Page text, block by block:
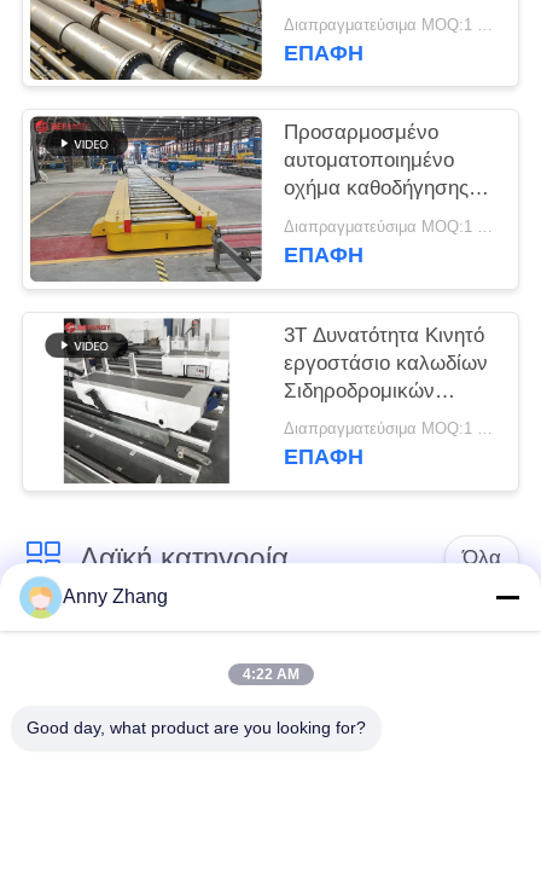
μηχανοποίησε τα
βιομηχανικά κάρρα,
Διαπραγματεύσιμα MOQ:1 ομάδα
ΕΠΑΦΉ
Προσαρμοσμένο
αυτοματοποιημένο
οχήμα καθοδήγησης
σιδηροδρόμου με ρόλοΔιαπραγματεύσιμα MOQ:1 σύνολο/σύνολα
ΕΠΑΦΉ
3T Δυνατότητα Κινητό
εργοστάσιο καλωδίων
Σιδηροδρομικών
καροτσών μεταφοράς
υλικού
Διαπραγματεύσιμα MOQ:1 τεμάχιο
ΕΠΑΦΉ
Λαϊκή κατηγορία Όλα
κάρρο μεταφοράς
trackless κάρρο
μεταφοράς
κάρρο μεταφοράς
AGV αυτόματο
Anny Zhang
4:22 AM
Good day, what product are you looking for?